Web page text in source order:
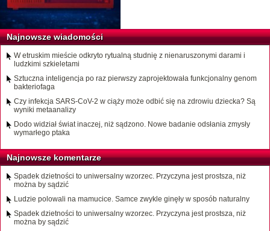
Najnowsze wiadomości
W etruskim mieście odkryto rytualną studnię z nienaruszonymi darami i
ludzkimi szkieletami
Sztuczna inteligencja po raz pierwszy zaprojektowała funkcjonalny genom
bakteriofaga
Czy infekcja SARS-CoV-2 w ciąży może odbić się na zdrowiu dziecka? Są
wyniki metaanalizy
Dodo widział świat inaczej, niż sądzono. Nowe badanie odsłania zmysły
wymarłego ptaka
Najnowsze komentarze
Spadek dzietności to uniwersalny wzorzec. Przyczyna jest prostsza, niż
można by sądzić
Ludzie polowali na mamucice. Samce zwykle ginęły w sposób naturalny
Spadek dzietności to uniwersalny wzorzec. Przyczyna jest prostsza, niż
można by sądzić